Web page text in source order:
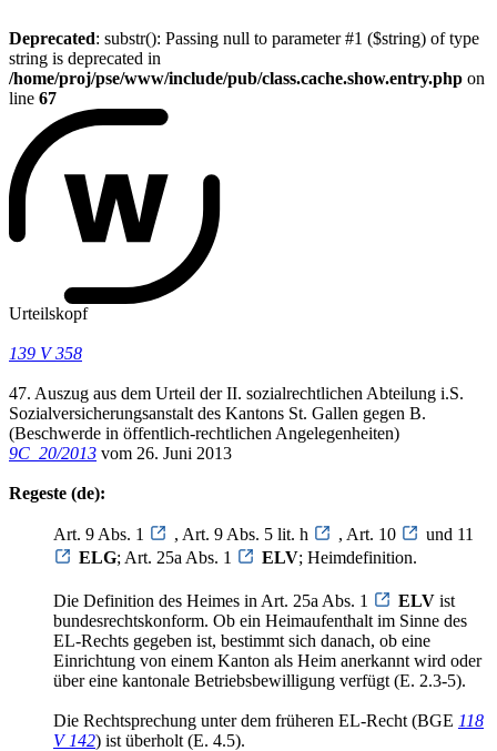
Deprecated: substr(): Passing null to parameter #1 ($string) of type
string is deprecated in
/home/proj/pse/www/include/pub/class.cache.show.entry.php on
line 67
Urteilskopf
139 V 358
47. Auszug aus dem Urteil der II. sozialrechtlichen Abteilung i.S.
Sozialversicherungsanstalt des Kantons St. Gallen gegen B.
(Beschwerde in öffentlich-rechtlichen Angelegenheiten)
9C_20/2013 vom 26. Juni 2013
Regeste (de):
Art. 9 Abs. 1 , Art. 9 Abs. 5 lit. h , Art. 10
und 11
ELG; Art. 25a Abs. 1 ELV; Heimdefinition.
Die Definition des Heimes in Art. 25a Abs. 1 ELV ist
bundesrechtskonform. Ob ein Heimaufenthalt im Sinne des
EL-Rechts gegeben ist, bestimmt sich danach, ob eine
Einrichtung von einem Kanton als Heim anerkannt wird oder
über eine kantonale Betriebsbewilligung verfügt (E. 2.3-5).
Die Rechtsprechung unter dem früheren EL-Recht (BGE 118
V 142) ist überholt (E. 4.5).